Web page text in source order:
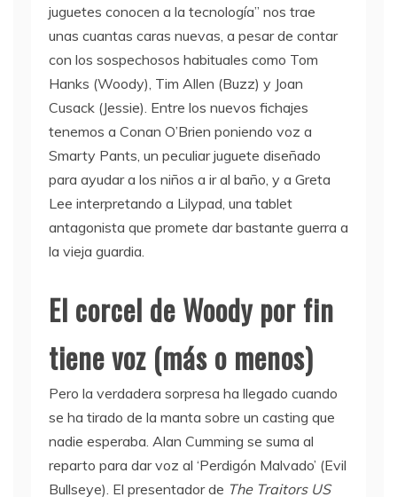
juguetes conocen a la tecnología” nos trae
unas cuantas caras nuevas, a pesar de contar
con los sospechosos habituales como Tom
Hanks (Woody), Tim Allen (Buzz) y Joan
Cusack (Jessie). Entre los nuevos fichajes
tenemos a Conan O’Brien poniendo voz a
Smarty Pants, un peculiar juguete diseñado
para ayudar a los niños a ir al baño, y a Greta
Lee interpretando a Lilypad, una tablet
antagonista que promete dar bastante guerra a
la vieja guardia.
El corcel de Woody por fin
tiene voz (más o menos)
Pero la verdadera sorpresa ha llegado cuando
se ha tirado de la manta sobre un casting que
nadie esperaba. Alan Cumming se suma al
reparto para dar voz al ‘Perdigón Malvado’ (Evil
Bullseye). El presentador de The Traitors US